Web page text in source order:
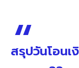
สรุปวันโอนเ